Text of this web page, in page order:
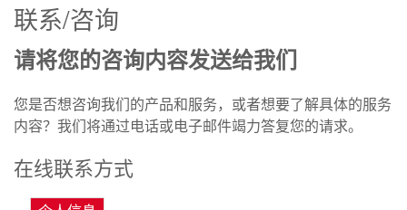
联系/咨询
请将您的咨询内容发送给我们
您是否想咨询我们的产品和服务 ， 或者想要了解具体的服务
内容？ 我们将通过电话或电子邮件竭力答复您的请求。
在线联系方式